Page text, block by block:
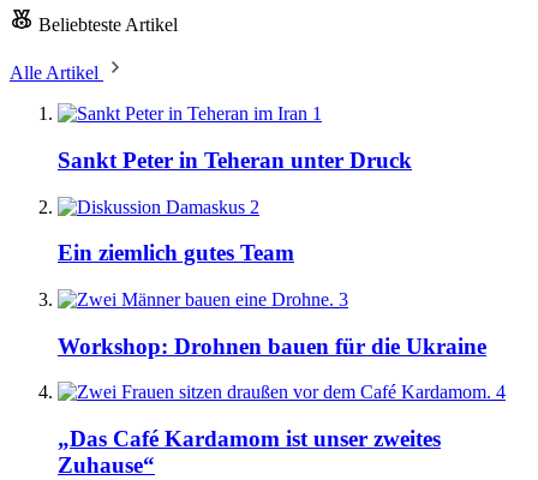
Beliebteste Artikel
Alle Artikel
1
Sankt Peter in Teheran unter Druck
2
Ein ziemlich gutes Team
3
Workshop: Drohnen bauen für die Ukraine
4
„Das Café Kardamom ist unser zweites
Zuhause“